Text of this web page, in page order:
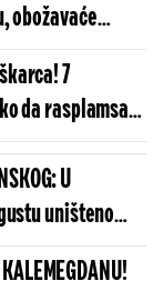
obožavaće
7
da rasplamsate
U
uništeno